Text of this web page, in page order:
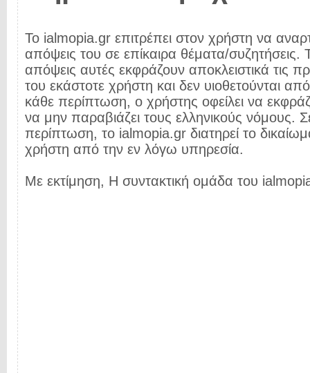
Το ialmopia.gr επιτρέπει στον χρήστη να
απόψεις του σε επίκαιρα θέματα/συζητήσεις.
απόψεις αυτές εκφράζουν αποκλειστικά τις
του εκάστοτε χρήστη και δεν υιοθετούνται
κάθε περίπτωση, ο χρήστης οφείλει να
να μην παραβιάζει τους ελληνικούς νόμους.
περίπτωση, το ialmopia.gr διατηρεί το
χρήστη από την εν λόγω υπηρεσία.
Με εκτίμηση, Η συντακτική ομάδα του